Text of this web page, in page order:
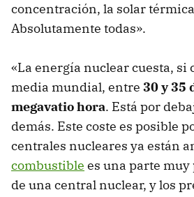
concentración, la solar
Absolutamente todas».
«La energía nuclear cuesta, si
media mundial, entre 30 y 35
megavatio hora. Está por
demás. Este coste es posible
centrales nucleares ya están
combustible es una parte muy
de una central nuclear, y los